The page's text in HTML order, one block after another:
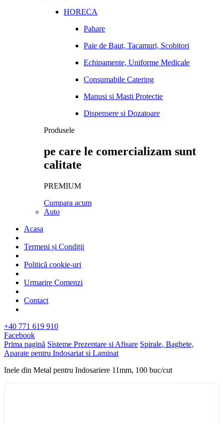
HORECA
Pahare
Paie de Baut, Tacamuri, Scobitori
Echipamente, Uniforme Medicale
Consumabile Catering
Manusi si Masti Protectie
Dispensere si Dozatoare
Produsele
pe care le comercializam sunt
calitate
PREMIUM
Cumpara acum
Auto
Acasa
Termeni și Condiții
Politică cookie-uri
Urmarire Comenzi
Contact
+40 771 619 910
Facebook
Prima pagină Sisteme Prezentare si Afisare Spirale, Baghete,
Aparate pentru Indosariat si Laminat
Inele din Metal pentru Indosariere 11mm, 100 buc/cut